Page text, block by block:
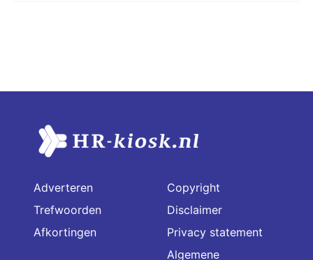
Adverteren
Trefwoorden
Afkortingen
Copyright
Disclaimer
Privacy statement
Algemene